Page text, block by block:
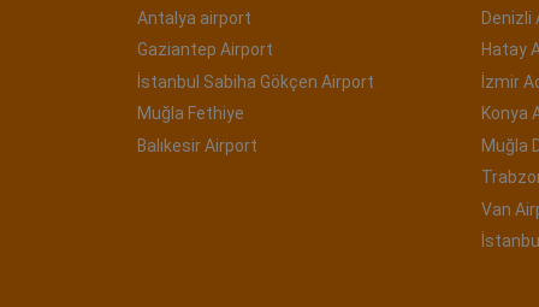
Antalya airport
Gaziantep Airport
İstanbul Sabiha Gökçen Airport
Muğla Fethiye
Balıkesir Airport
Denizli
Hatay
İzmir
Konya
Muğla
Van